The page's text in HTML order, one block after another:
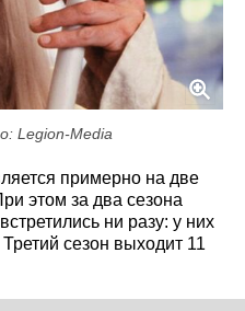
Legion-Media
примерно на две
этом за два сезона
ни разу: у них
сезон выходит 11